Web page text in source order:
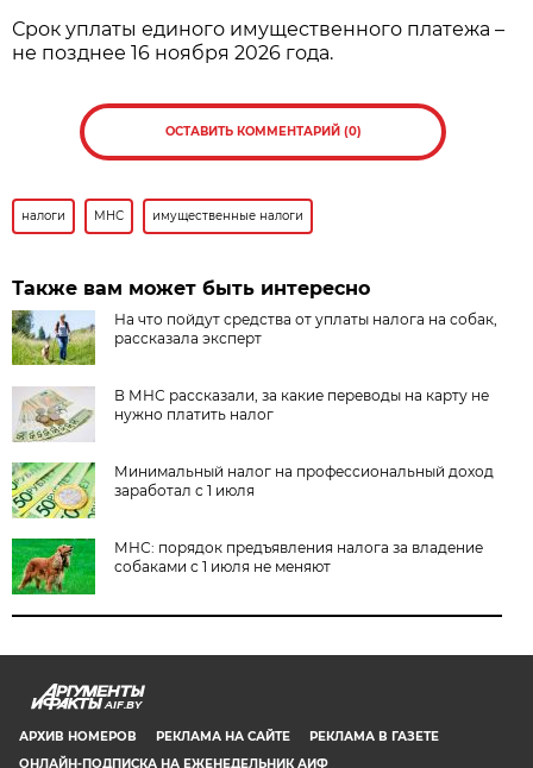
Срок уплаты единого имущественного платежа –
не позднее 16 ноября 2026 года.
ОСТАВИТЬ КОММЕНТАРИЙ (0)
налоги МНС имущественные налоги
Также вам может быть интересно
На что пойдут средства от уплаты налога на собак,
рассказала эксперт
В МНС рассказали, за какие переводы на карту не
нужно платить налог
Минимальный налог на профессиональный доход
заработал с 1 июля
МНС: порядок предъявления налога за владение
собаками с 1 июля не меняют
AIF.BY
АРХИВ НОМЕРОВ РЕКЛАМА НА САЙТЕ
РЕКЛАМА В ГАЗЕТЕ
ОНЛАЙН-ПОДПИСКА НА ЕЖЕНЕДЕЛЬНИК АИФ